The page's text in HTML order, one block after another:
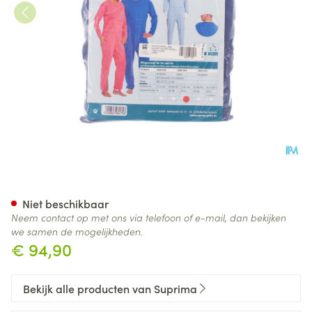
€ 94,90
Niet beschikbaar
Neem contact op met ons via telefoon of e-mail, dan bekijken
we samen de mogelijkheden.
Bekijk alle producten van Suprima